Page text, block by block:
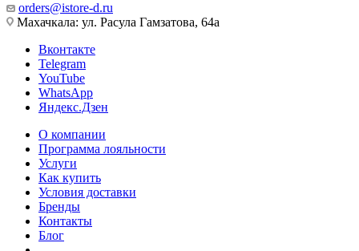
orders@istore-d.ru
Махачкала: ул. Расула Гамзатова, 64а
Вконтакте
Telegram
YouTube
WhatsApp
Яндекс.Дзен
О компании
Программа лояльности
Услуги
Как купить
Условия доставки
Бренды
Контакты
Блог